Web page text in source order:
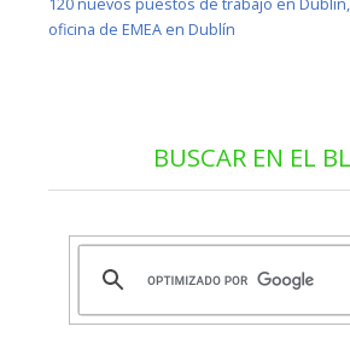
120 nuevos puestos de trabajo en
oficina de EMEA en Dublín
BUSCAR EN EL